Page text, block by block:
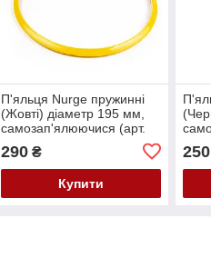
П'яльця Nurge пружинні
(Жовті) діаметр 195 мм,
самозап'ялюючися (арт.
290₴
Купити
250